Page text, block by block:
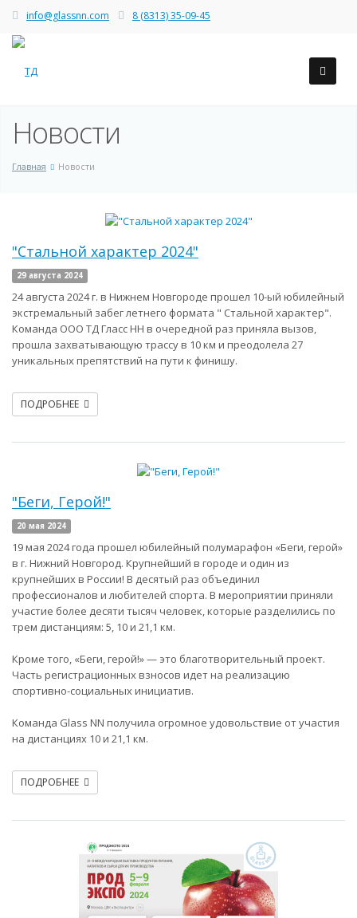
info@glassnn.com 8 (8313) 35-09-45
Новости
Главная Новости
"Стальной характер 2024"
29 августа 2024
24 августа 2024 г. в Нижнем Новгороде прошел 10-ый юбилейный
экстремальный забег летнего формата " Стальной характер".
Команда ООО ТД Гласс НН в очередной раз приняла вызов,
прошла захватывающую трассу в 10 км и преодолела 27
уникальных препятствий на пути к финишу.
ПОДРОБНЕЕ
"Беги, Герой!"
20 мая 2024
19 мая 2024 года прошел юбилейный полумарафон «Беги, герой»
в г. Нижний Новгород. Крупнейший в городе и один из
крупнейших в России! В десятый раз объединил
профессионалов и любителей спорта. В мероприятии приняли
участие более десяти тысяч человек, которые разделились по
трем дистанциям: 5, 10 и 21,1 км.
Кроме того, «Беги, герой!» — это благотворительный проект.
Часть регистрационных взносов идет на реализацию
спортивно-социальных инициатив.
Команда Glass NN получила огромное удовольствие от участия
на дистанциях 10 и 21,1 км.
ПОДРОБНЕЕ